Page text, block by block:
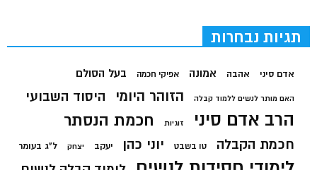
תגיות נבחרות
אדם סיני אהבה אמונה אפיקי חכמה בעל הסולם
האם מותר לנשים ללמוד קבלה הזוהר היומי היסוד השבועי
הרב אדם סיני זוגיות חכמת הנסתר
חכמת הקבלה טו בשבט יוני כהן יעקב יצחק ל"ג בעומר